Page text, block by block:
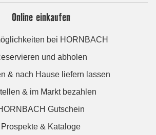
Online einkaufen
bei HORNBACH
und abholen
& nach Hause liefern lassen
& im Markt bezahlen
Gutschein
Prospekte & Kataloge